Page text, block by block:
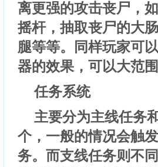
离更强的攻击丧尸，
摇杆，抽取丧尸的大
腿等等。同样玩家可
器的效果，可以大范
任务系统
主要分为主线任务
个，一般的情况会触
务。而支线任务则不